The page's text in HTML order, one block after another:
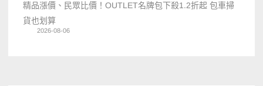
精品漲價、民眾比價！OUTLET名牌包下殺1.2折起 包車掃
貨也划算
2026-08-06